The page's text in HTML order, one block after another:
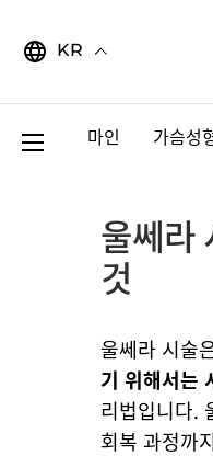
content
KR
마인 가슴성
울쎄라
것
울쎄라 시술
기 위해서는
리법입니다.
회복 과정까